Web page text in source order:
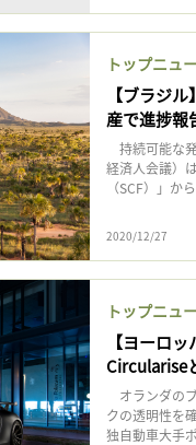
トップニュ
【ブラジ
産で進捗報
持続可能な
経済人会議）
（SCF）」
2020/12/27
トップニュ
【ヨーロ
Circularise
オランダの
クの透明性を
独自動車大手